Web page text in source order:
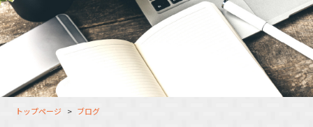
福岡オフィス
鹿児島オフィス
大分オフィス
長崎オフィス
指定就労継続支援Ａ型事業所にかかる情報公表
採用情報トップ
利用者（クルー）募集
支援スタッフ（タレント） 募集
利用者（クルー）データ
トップページ ブログ